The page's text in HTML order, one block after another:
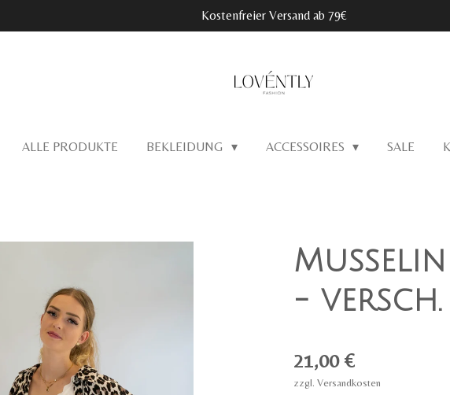
Kostenfreier Versand ab 79€
ALLE PRODUKTE BEKLEIDUNG ACCESSOIRES SALE
- versch.
21,00 €
zzgl. Versandkosten